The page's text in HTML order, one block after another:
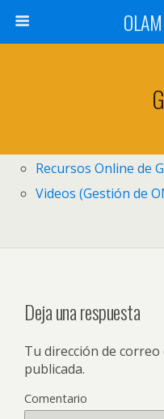
Recursos Online de
Videos (Gestión de
Deja una respuesta
Tu dirección de
publicada.
Comentario